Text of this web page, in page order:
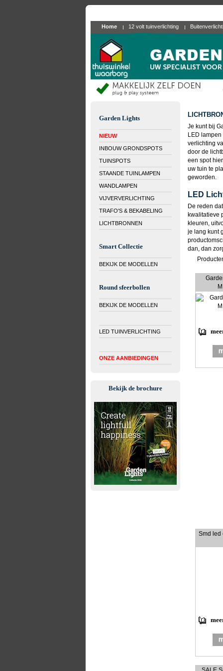
Home 12 volt tuinverlichting
Garden Lights
NIEUW
INBOUW GRONDSPOTS
TUINSPOTS
STAANDE TUINLAMPEN
WANDLAMPEN
VIJVERVERLICHTING
TRAFO'S & BEKABELING
LICHTBRONNEN
Smart Collectie
BEKIJK DE MODELLEN
Round sfeerbollen
BEKIJK DE MODELLEN
LED TUINVERLICHTING
ONZE AANBIEDINGEN
Bekijk de brochure
Je kunt bij
LED
verlichting
door de
een spot
uw tuin te
geworden.
LED
De reden
kwalitatieve
kleuren,
je lang kunt
dan, dan
Smd led